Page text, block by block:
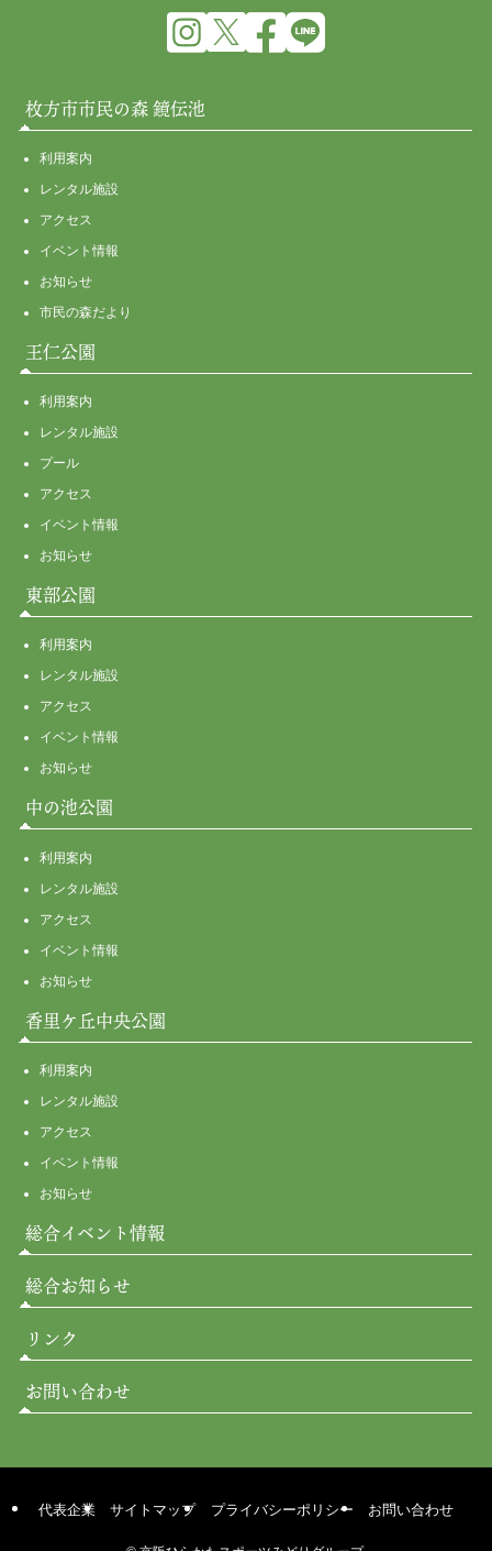
枚方市市民の森 鏡伝池
利用案内
レンタル施設
アクセス
イベント情報
お知らせ
市民の森だより
王仁公園
利用案内
レンタル施設
プール
アクセス
イベント情報
お知らせ
東部公園
利用案内
レンタル施設
アクセス
イベント情報
お知らせ
中の池公園
利用案内
レンタル施設
アクセス
イベント情報
お知らせ
香里ケ丘中央公園
利用案内
レンタル施設
アクセス
イベント情報
お知らせ
総合イベント情報
総合お知らせ
リンク
お問い合わせ
代表企業 サイトマップ プライバシーポリシー お問い合わせ